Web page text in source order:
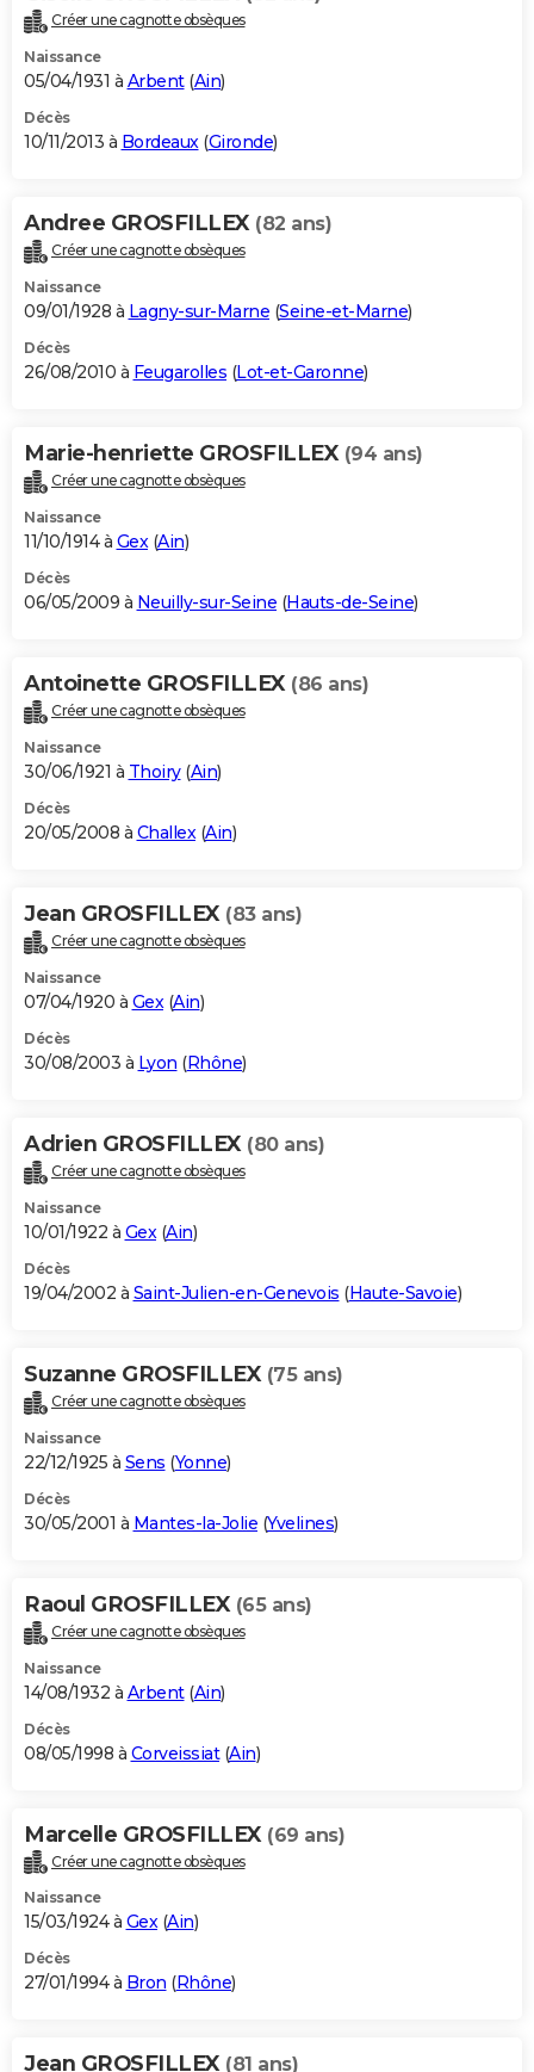
Créer une cagnotte obsèques
Naissance
05/04/1931 à Arbent(Ain)
Décès
10/11/2013 à Bordeaux(Gironde)
Andree GROSFILLEX (82 ans)
Créer une cagnotte obsèques
Naissance
09/01/1928 à Lagny-sur-Marne (Seine-et-Marne)
Décès
26/08/2010 à Feugarolles (Lot-et-Garonne)
Marie-henriette GROSFILLEX (94 ans)
Créer une cagnotte obsèques
Naissance
11/10/1914 à Gex(Ain)
Décès
06/05/2009 à Neuilly-sur-Seine (Hauts-de-Seine)
Antoinette GROSFILLEX (86 ans)
Créer une cagnotte obsèques
Naissance
30/06/1921 à Thoiry(Ain)
Décès
20/05/2008 à Challex(Ain)
Jean GROSFILLEX (83 ans)
Créer une cagnotte obsèques
Naissance
07/04/1920 à Gex(Ain)
Décès
30/08/2003 à Lyon (Rhône)
Adrien GROSFILLEX (80 ans)
Créer une cagnotte obsèques
Naissance
10/01/1922 à Gex(Ain)
Décès
19/04/2002 à Saint-Julien-en-Genevois (Haute-Savoie)
Suzanne GROSFILLEX (75 ans)
Créer une cagnotte obsèques
Naissance
22/12/1925 à Sens (Yonne)
Décès
30/05/2001 à Mantes-la-Jolie (Yvelines)
Raoul GROSFILLEX (65 ans)
Créer une cagnotte obsèques
Naissance
14/08/1932 à Arbent(Ain)
Décès
08/05/1998 à Corveissiat(Ain)
Marcelle GROSFILLEX (69 ans)
Créer une cagnotte obsèques
Naissance
15/03/1924 à Gex(Ain)
Décès
27/01/1994 à Bron (Rhône)
Jean GROSFILLEX (81 ans)